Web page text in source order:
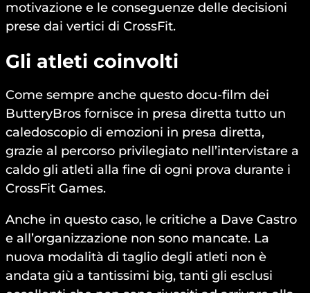
motivazione e le conseguenze delle decisioni
prese dai vertici di CrossFit.
Gli atleti coinvolti
Come sempre anche questo docu-film dei
ButteryBros fornisce in presa diretta tutto un
caledoscopio di emozioni in presa diretta,
grazie al percorso privilegiato nell’intervistare a
caldo gli atleti alla fine di ogni prova durante i
CrossFit Games.
Anche in questo caso, le critiche a Dave Castro
e all’organizzazione non sono mancate. La
nuova modalità di taglio degli atleti non è
andata giù a tantissimi big, tanti gli esclusi